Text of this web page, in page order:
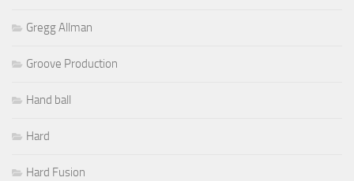
Gregg Allman
Groove Production
Hand ball
Hard
Hard Fusion